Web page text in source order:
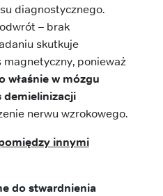
diagnostycznego.
– brak
skutkuje
ponieważ
właśnie w mózgu
demielinizacji
nerwu wzrokowego.
innymi
do stwardnienia